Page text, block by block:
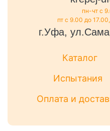
пн-чт с
пт с 9.00 до
г.Уфа,
Каталог
Испытания
Оплата и